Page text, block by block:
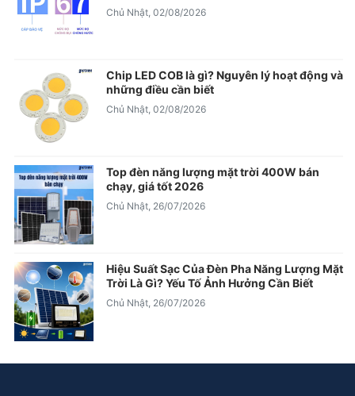
Chủ Nhật, 02/08/2026
Chip LED COB là gì? Nguyên lý hoạt động và
những điều cần biết
Chủ Nhật, 02/08/2026
Top đèn năng lượng mặt trời 400W bán
chạy, giá tốt 2026
Chủ Nhật, 26/07/2026
Hiệu Suất Sạc Của Đèn Pha Năng Lượng Mặt
Trời Là Gì? Yếu Tố Ảnh Hưởng Cần Biết
Chủ Nhật, 26/07/2026